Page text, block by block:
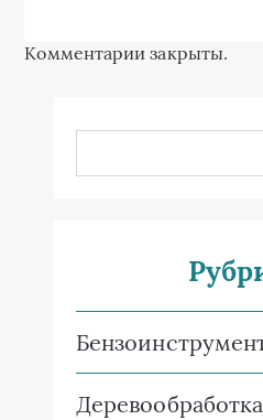
Комментарии закрыты.
Деревообработка